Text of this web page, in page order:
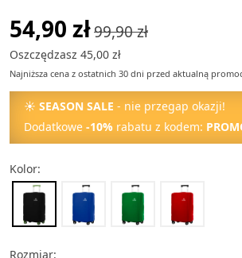
54,90 zł99,90 zł
Oszczędzasz 45,00 zł
Najniższa cena z ostatnich 30 dni przed aktualną
☀ SEASON SALE - nie przegap okazji!
Dodatkowe -10% rabatu z kodem:
Kolor:
Rozmiar: